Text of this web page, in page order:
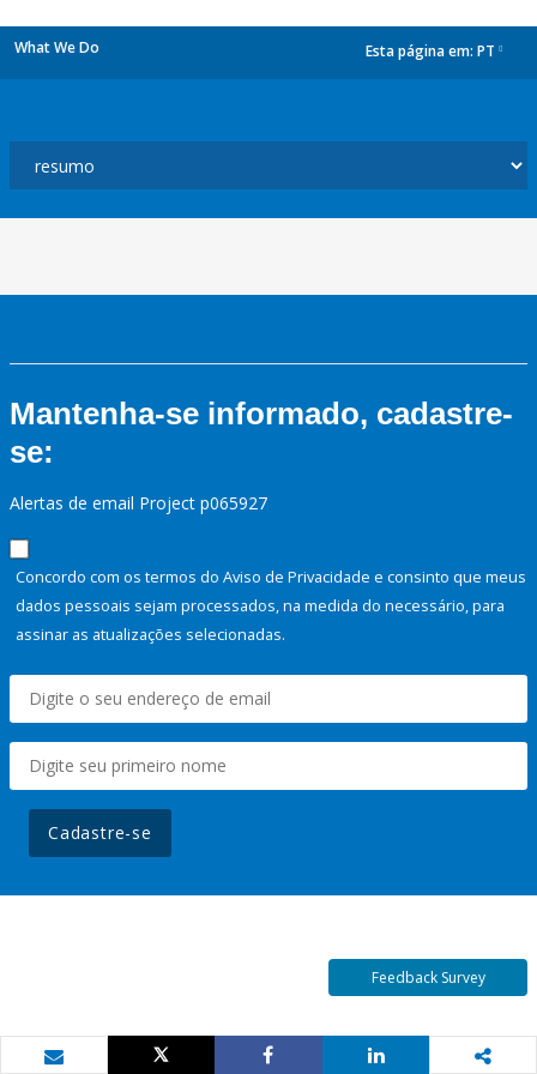
What We Do Esta página em: PT
Mantenha-se informado, cadastre-
se:
Alertas de email Project p065927
Concordo com os termos do Aviso de Privacidade e consinto que meus
dados pessoais sejam processados, na medida do necessário, para
assinar as atualizações selecionadas.
Cadastre-se
Feedback Survey